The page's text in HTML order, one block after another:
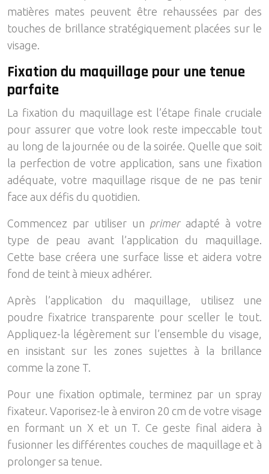
matières mates peuvent être rehaussées par des
touches de brillance stratégiquement placées sur le
visage.
Fixation du maquillage pour une tenue
parfaite
La fixation du maquillage est l’étape finale cruciale
pour assurer que votre look reste impeccable tout
au long de la journée ou de la soirée. Quelle que soit
la perfection de votre application, sans une fixation
adéquate, votre maquillage risque de ne pas tenir
face aux défis du quotidien.
Commencez par utiliser un primer adapté à votre
type de peau avant l’application du maquillage.
Cette base créera une surface lisse et aidera votre
fond de teint à mieux adhérer.
Après l’application du maquillage, utilisez une
poudre fixatrice transparente pour sceller le tout.
Appliquez-la légèrement sur l’ensemble du visage,
en insistant sur les zones sujettes à la brillance
comme la zone T.
Pour une fixation optimale, terminez par un spray
fixateur. Vaporisez-le à environ 20 cm de votre visage
en formant un X et un T. Ce geste final aidera à
fusionner les différentes couches de maquillage et à
prolonger sa tenue.